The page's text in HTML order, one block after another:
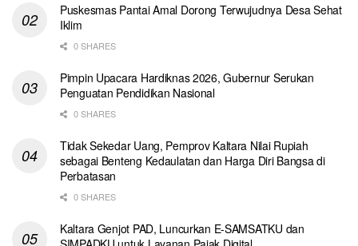
Puskesmas Pantai Amal Dorong Terwujudnya Desa Sehat
Iklim
0 SHARES
Pimpin Upacara Hardiknas 2026, Gubernur Serukan
Penguatan Pendidikan Nasional
0 SHARES
Tidak Sekedar Uang, Pemprov Kaltara Nilai Rupiah
sebagai Benteng Kedaulatan dan Harga Diri Bangsa di
Perbatasan
0 SHARES
Kaltara Genjot PAD, Luncurkan E-SAMSATKU dan